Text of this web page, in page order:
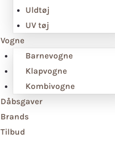
Uldtøj
UV tøj
Vogne
Barnevogne
Klapvogne
Kombivogne
Dåbsgaver
Brands
Tilbud